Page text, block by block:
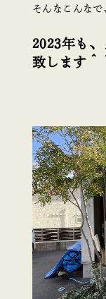
そんなこんなで
2023年も
致します＾